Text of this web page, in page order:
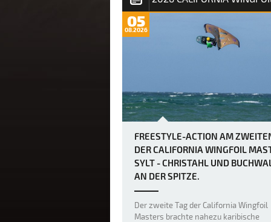
05
08.2026
FREESTYLE-ACTION AM
DER CALIFORNIA WINGFOIL
SYLT - CHRISTAHL UND
AN DER SPITZE.
Der zweite Tag der California Wingfoil
Masters brachte nahezu karibische